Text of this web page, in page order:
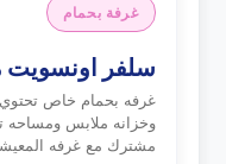
غرفة بحمام
سلفر اونسويت
غرفه بحمام خاص
وخزانه ملابس ومساحه
مشترك مع غرفه